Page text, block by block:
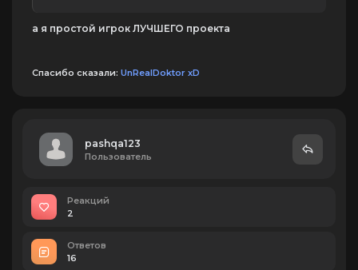
а я простой игрок ЛУЧШЕГО проекта
Спасибо сказали: UnRealDoktor xD
pashqa123
Пользователь
Реакций
2
Ответов
16